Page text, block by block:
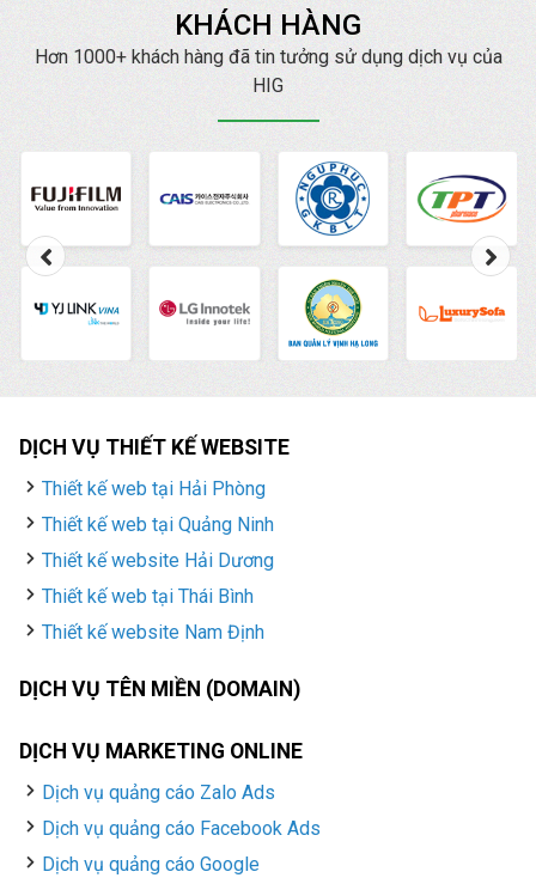
cố gắng phân tích và
đưa ra cho bạn những
KHÁCH HÀNG
Hơn 1000+ khách hàng đã tin tưởng sử dụng dịch vụ của
HIG
DỊCH VỤ THIẾT KẾ WEBSITE
Thiết kế web tại Hải Phòng
Thiết kế web tại Quảng Ninh
Thiết kế website Hải Dương
Thiết kế web tại Thái Bình
Thiết kế website Nam Định
DỊCH VỤ TÊN MIỀN (DOMAIN)
DỊCH VỤ MARKETING ONLINE
Dịch vụ quảng cáo Zalo Ads
Dịch vụ quảng cáo Facebook Ads
Dịch vụ quảng cáo Google